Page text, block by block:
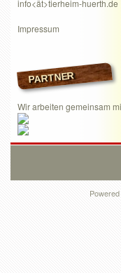
info<ät>tierheim-huerth.de
Impressum
PARTNER
Wir arbeiten gemeinsam